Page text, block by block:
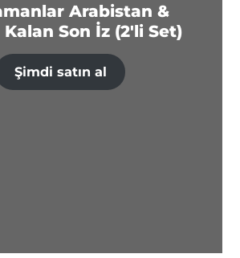
Arabistan &
Son İz (2'li Set)
Şimdi satın al